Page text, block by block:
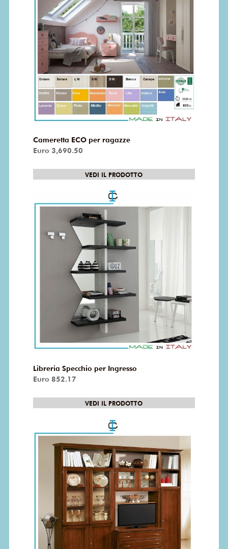
Cameretta ECO per ragazze
Euro 3,690.50
VEDI IL PRODOTTO
Libreria Specchio per Ingresso
Euro 852.17
VEDI IL PRODOTTO